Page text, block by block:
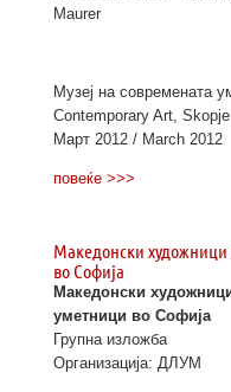
Maurer
Музеј на современата
Contemporary Art, Skopje
Март 2012 / March 2012
повеќе >>>
Македонски
во Софија
Македонски
уметници во Софија
Групна изложба
Организација: ДЛУМ